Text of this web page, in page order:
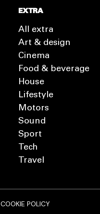
EXTRA
All extra
Art & design
Cinema
Food & beverage
House
Lifestyle
Motors
Sound
Sport
Tech
Travel
COOKIE POLICY